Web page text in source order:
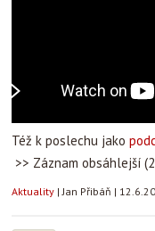
Též k poslechu jako
>> Záznam obsáhlejší
Aktuality |Jan Přibáň |